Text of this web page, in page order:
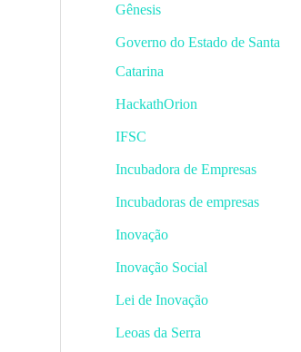
Gênesis
Governo do Estado de Santa
Catarina
HackathOrion
IFSC
Incubadora de Empresas
Incubadoras de empresas
Inovação
Inovação Social
Lei de Inovação
Leoas da Serra